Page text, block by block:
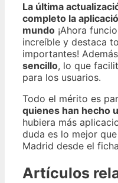
La última
completo la
mundo ¡Ahora
increíble y destaca
importantes!
sencillo, lo que
para los usuarios.
Todo el mérito es
quienes han hecho
hubiera más
duda es lo mejor
Madrid desde el
Artículos